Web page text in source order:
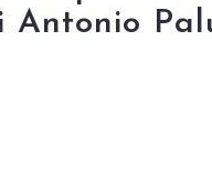
Antonio